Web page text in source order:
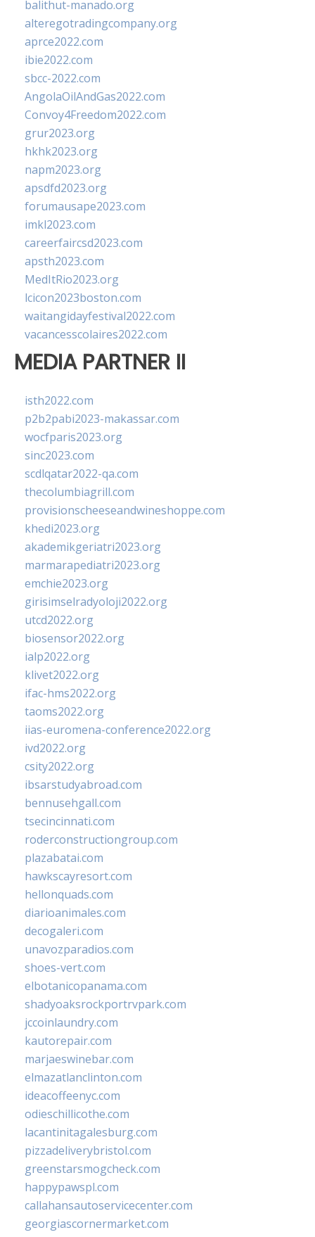
balithut-manado.org
alteregotradingcompany.org
aprce2022.com
ibie2022.com
sbcc-2022.com
AngolaOilAndGas2022.com
Convoy4Freedom2022.com
grur2023.org
hkhk2023.org
napm2023.org
apsdfd2023.org
forumausape2023.com
imkl2023.com
careerfaircsd2023.com
apsth2023.com
MedItRio2023.org
lcicon2023boston.com
waitangidayfestival2022.com
vacancesscolaires2022.com
MEDIA PARTNER II
isth2022.com
p2b2pabi2023-makassar.com
wocfparis2023.org
sinc2023.com
scdlqatar2022-qa.com
thecolumbiagrill.com
provisionscheeseandwineshoppe.com
khedi2023.org
akademikgeriatri2023.org
marmarapediatri2023.org
emchie2023.org
girisimselradyoloji2022.org
utcd2022.org
biosensor2022.org
ialp2022.org
klivet2022.org
ifac-hms2022.org
taoms2022.org
iias-euromena-conference2022.org
ivd2022.org
csity2022.org
ibsarstudyabroad.com
bennusehgall.com
tsecincinnati.com
roderconstructiongroup.com
plazabatai.com
hawkscayresort.com
hellonquads.com
diarioanimales.com
decogaleri.com
unavozparadios.com
shoes-vert.com
elbotanicopanama.com
shadyoaksrockportrvpark.com
jccoinlaundry.com
kautorepair.com
marjaeswinebar.com
elmazatlanclinton.com
ideacoffeenyc.com
odieschillicothe.com
lacantinitagalesburg.com
pizzadeliverybristol.com
greenstarsmogcheck.com
happypawspl.com
callahansautoservicecenter.com
georgiascornermarket.com